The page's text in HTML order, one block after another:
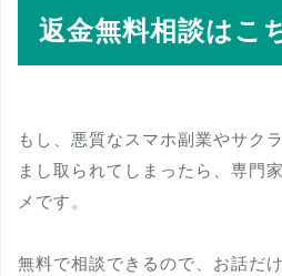
返金無料相談はこ
もし、悪質なスマホ副業やサク
まし取られてしまったら、専門
メです。
無料で相談できるので、お話だ